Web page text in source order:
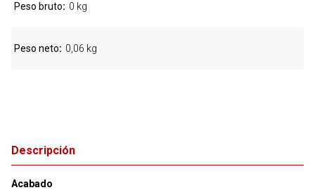
Descripción
Acabado
Peso bruto 0 kg
Peso neto 0,06 kg